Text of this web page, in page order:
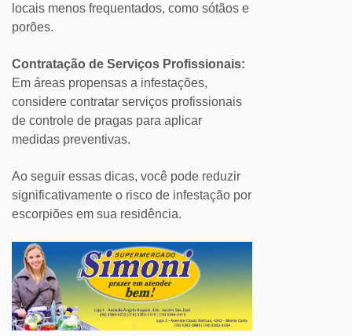
locais menos frequentados, como sótãos e
porões.
Contratação de Serviços Profissionais:
Em áreas propensas a infestações,
considere contratar serviços profissionais
de controle de pragas para aplicar
medidas preventivas.
Ao seguir essas dicas, você pode reduzir
significativamente o risco de infestação por
escorpiões em sua residência.